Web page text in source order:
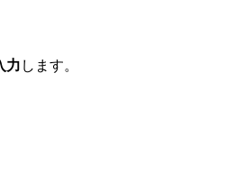
力 します。